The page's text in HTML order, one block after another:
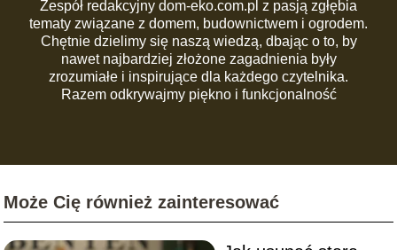
Zespół redakcyjny dom-eko.com.pl z pasją zgłębia
tematy związane z domem, budownictwem i ogrodem.
Chętnie dzielimy się naszą wiedzą, dbając o to, by
nawet najbardziej złożone zagadnienia były
zrozumiałe i inspirujące dla każdego czytelnika.
Razem odkrywajmy piękno i funkcjonalność
Może Cię również zainteresować